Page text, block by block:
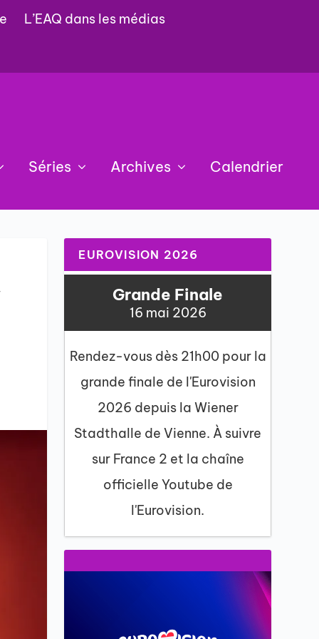
L’EAQ dans les médias
Séries Archives Calendrier
EUROVISION 2026
Grande Finale
16 mai 2026
Rendez-vous dès 21h00 pour la
grande finale de l'Eurovision
2026 depuis la Wiener
Stadthalle de Vienne. À suivre
sur France 2 et la chaîne
officielle Youtube de
l'Eurovision.